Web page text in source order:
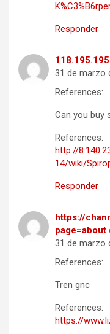
Responder
31 de marzo
References:
Can you buy
References:
http://
14/wiki/
Responder
https://
page=about
31 de marzo
References:
Tren gnc
References:
https://